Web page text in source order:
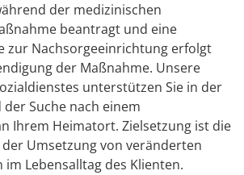
der medizinischen
beantragt und eine
zur Nachsorgeeinrichtung erfolgt
der Maßnahme. Unsere
unterstützen Sie in der
Suche nach einem
Ihrem Heimatort. Zielsetzung ist die
Umsetzung von veränderten
im Lebensalltag des Klienten.